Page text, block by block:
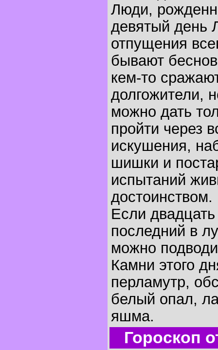
Люди,
девятый день
отпущения
бывают
кем-то
долгожители,
можно дать
пройти через
искушения,
шишки и
испытаний
достоинством.
Если
последний в
можно
Камни этого
перламутр,
белый опал,
яшма.
Гороскоп